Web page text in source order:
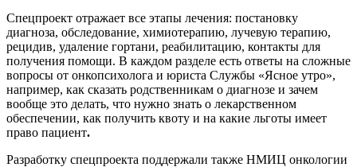
Спецпроект отражает все этапы лечения: постановку
диагноза, обследование, химиотерапию, лучевую терапию,
рецидив, удаление гортани, реабилитацию, контакты для
получения помощи. В каждом разделе есть ответы на сложные
вопросы от онкопсихолога и юриста Службы «Ясное утро»,
например, как сказать родственникам о диагнозе и зачем
вообще это делать, что нужно знать о лекарственном
обеспечении, как получить квоту и на какие льготы имеет
право пациент.
Разработку спецпроекта поддержали также НМИЦ онкологии